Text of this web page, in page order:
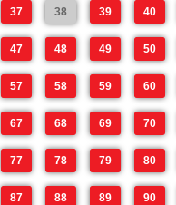
37 38 39 40
47 48 49 50
57 58 59 60
67 68 69 70
77 78 79 80
87 88 89 90